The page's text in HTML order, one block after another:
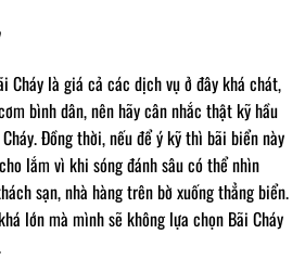
Cháy là giá cả các dịch vụ ở đây khá chát,
bình dân, nên hãy cân nhắc thật kỹ hầu
Đồng thời, nếu để ý kỹ thì bãi biển này
lắm vì khi sóng đánh sâu có thể nhìn
sạn, nhà hàng trên bờ xuống thẳng biển.
lớn mà mình sẽ không lựa chọn Bãi Cháy